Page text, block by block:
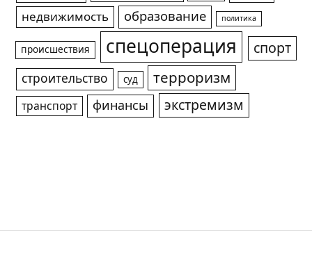
недвижимость
образование политика
происшествия спецоперация спорт
строительство суд терроризм
транспорт финансы экстремизм